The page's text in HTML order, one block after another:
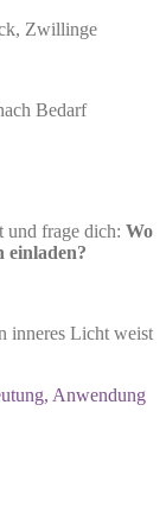
Zwillinge
Bedarf
und frage dich: Wo
einladen?
inneres Licht weist
Anwendung